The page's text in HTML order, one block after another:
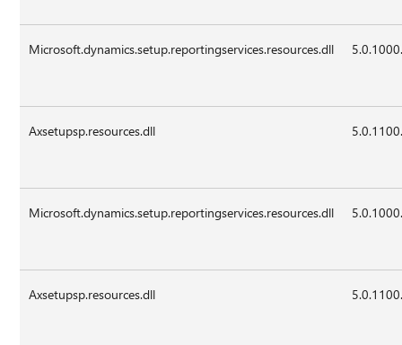
Microsoft.dynamics.setup.reportingservices.resources.dll
Axsetupsp.resources.dll
Microsoft.dynamics.setup.reportingservices.resources.dll
Axsetupsp.resources.dll